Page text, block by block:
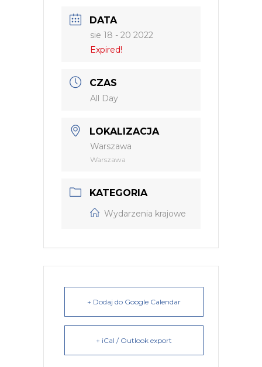
DATA
sie 18 - 20 2022
Expired!
CZAS
All Day
LOKALIZACJA
Warszawa
Warszawa
KATEGORIA
Wydarzenia krajowe
+ Dodaj do Google Calendar
+ iCal / Outlook export